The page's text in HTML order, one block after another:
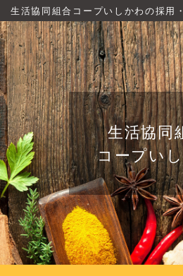
生活協同組合コープいしかわの採用
生活協同
コープい